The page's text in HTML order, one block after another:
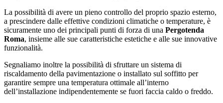
La possibilità di avere un pieno controllo del proprio spazio esterno,
a prescindere dalle effettive condizioni climatiche o temperature, è
sicuramente uno dei principali punti di forza di una Pergotenda
Roma, insieme alle sue caratteristiche estetiche e alle sue innovative
funzionalità.
Segnaliamo inoltre la possibilità di sfruttare un sistema di
riscaldamento della pavimentazione o installato sul soffitto per
garantire sempre una temperatura ottimale all’interno
dell’installazione indipendentemente se fuori faccia caldo o freddo.